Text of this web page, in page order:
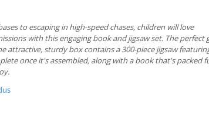
to escaping in high-speed chases, children will love
with this engaging book and jigsaw set. The perfect
attractive, sturdy box contains a 300-piece jigsaw
once it's assembled, along with a book that's packed